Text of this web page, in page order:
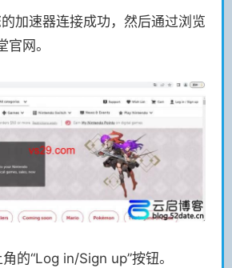
加速器连接成功，然后通过浏览
网。
的“Log in/Sign up”按钮。